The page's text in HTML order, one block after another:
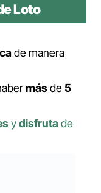
Loto
de manera
másde 5
ydisfrutade